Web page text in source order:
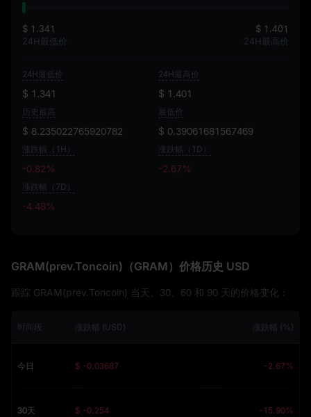
$ 1.341
24H最低价
$ 1.401
24H最高价
24H最低价
$ 1.341
24H最高价
$ 1.401
历史最高
$ 8.235022765920782
最低价
$ 0.39061681567469
涨跌幅（1H）
-0.82%
涨跌幅（1D）
-2.67%
漲跌幅（7D）
-4.48%
GRAM(prev.Toncoin)（GRAM）价格历史 USD
跟踪 GRAM(prev.Toncoin) 当天、30、60 和 90 天的价格变化：
时间段 涨跌幅 (USD) 涨跌幅 (%)
今日 $ -0.03687 -2.67%
30天 $ -0.254 -15.90%